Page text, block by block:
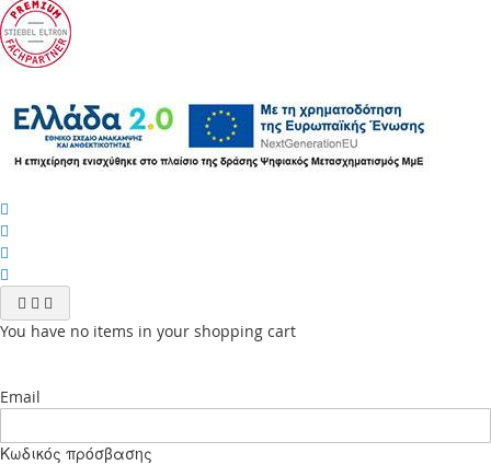
You have no items in your shopping cart
Email
Κωδικός πρόσβασης